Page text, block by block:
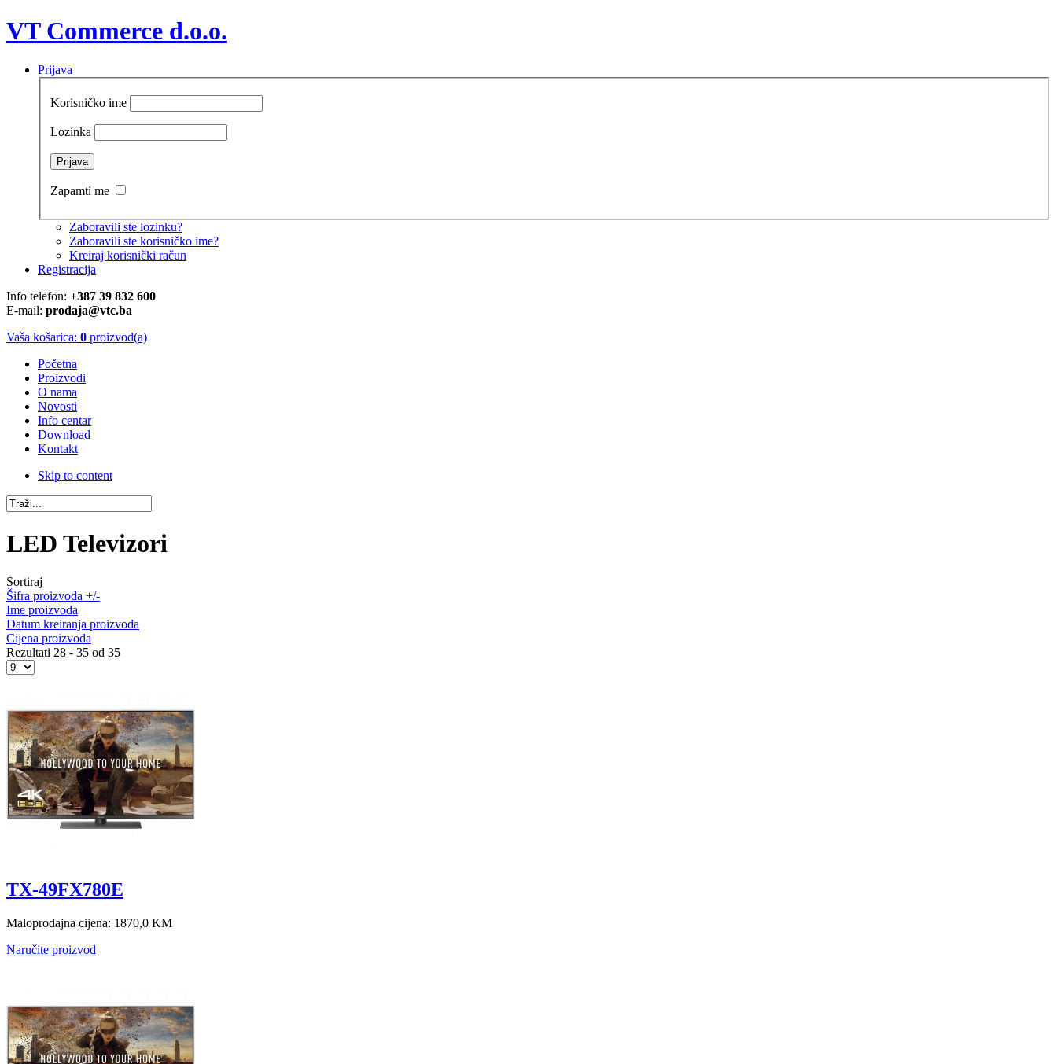
VT Commerce d.o.o.
Prijava
Korisničko ime
Lozinka
Zapamti me
Zaboravili ste lozinku?
Zaboravili ste korisničko ime?
Kreiraj korisnički račun
Registracija
Info telefon: +387 39 832 600
E-mail: prodaja@vtc.ba
Vaša košarica: 0 proizvod(a)
Početna
Proizvodi
O nama
Novosti
Info centar
Download
Kontakt
Skip to content
LED Televizori
Sortiraj
Šifra proizvoda +/-
Ime proizvoda
Datum kreiranja proizvoda
Cijena proizvoda
Rezultati 28 - 35 od 35
TX-49FX780E
Maloprodajna cijena: 1870,0 KM
Naručite proizvod